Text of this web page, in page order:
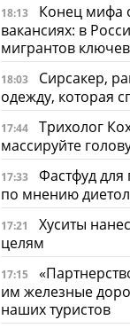
18:13
Конец мифа
вакансиях: в
мигрантов
18:03
Сирсакер,
одежду, которая
17:44
Трихолог
массируйте
17:33
Фастфуд для
по мнению
17:21
Хуситы
целям
17:15
им железные
наших туристов